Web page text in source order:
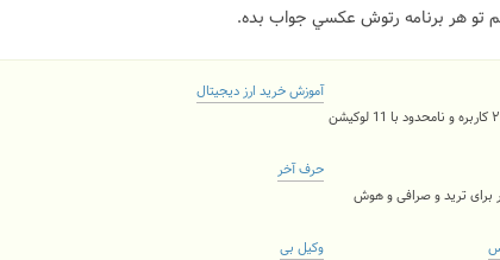
تو هر برنامه رتوش عكسي جواب بده.
آموزش خرید ارز دیجیتال
برای ترید و صرافی و هوش
حرف آخر
وکیل بی